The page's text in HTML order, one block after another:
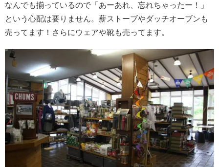
なんでも揃っているので「あーあれ、忘れちゃったー！」
という心配は要りません。薪ストーブやダッチオーブンも
売ってます！さらにウェアや靴も売ってます。